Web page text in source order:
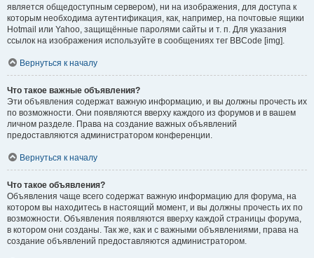
является общедоступным сервером), ни на изображения, для доступа к
которым необходима аутентификация, как, например, на почтовые ящики
Hotmail или Yahoo, защищённые паролями сайты и т. п. Для указания
ссылок на изображения используйте в сообщениях тег BBCode [img].
Вернуться к началу
Что такое важные объявления?
Эти объявления содержат важную информацию, и вы должны прочесть их
по возможности. Они появляются вверху каждого из форумов и в вашем
личном разделе. Права на создание важных объявлений
предоставляются администратором конференции.
Вернуться к началу
Что такое объявления?
Объявления чаще всего содержат важную информацию для форума, на
котором вы находитесь в настоящий момент, и вы должны прочесть их по
возможности. Объявления появляются вверху каждой страницы форума,
в котором они созданы. Так же, как и с важными объявлениями, права на
создание объявлений предоставляются администратором.